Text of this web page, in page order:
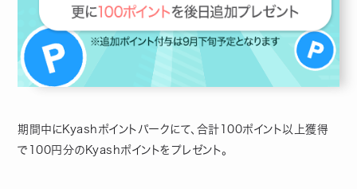
期間中にKyashポイントパークにて、合計100ポイント以上獲得
で100円分のKyashポイントをプレゼント。